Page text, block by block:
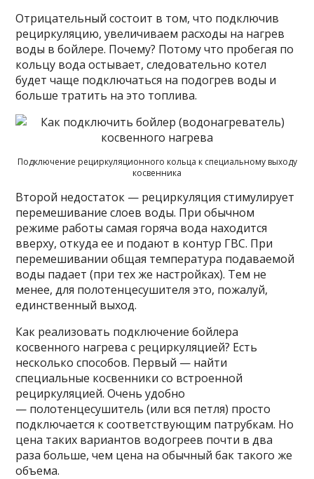
Отрицательный состоит в том, что подключив
рециркуляцию, увеличиваем расходы на нагрев
воды в бойлере. Почему? Потому что пробегая по
кольцу вода остывает, следовательно котел
будет чаще подключаться на подогрев воды и
больше тратить на это топлива.
Подключение рециркуляционного кольца к специальному выходу
косвенника
Второй недостаток — рециркуляция стимулирует
перемешивание слоев воды. При обычном
режиме работы самая горяча вода находится
вверху, откуда ее и подают в контур ГВС. При
перемешивании общая температура подаваемой
воды падает (при тех же настройках). Тем не
менее, для полотенцесушителя это, пожалуй,
единственный выход.
Как реализовать подключение бойлера
косвенного нагрева с рециркуляцией? Есть
несколько способов. Первый — найти
специальные косвенники со встроенной
рециркуляцией. Очень удобно
— полотенцесушитель (или вся петля) просто
подключается к соответствующим патрубкам. Но
цена таких вариантов водогреев почти в два
раза больше, чем цена на обычный бак такого же
объема.